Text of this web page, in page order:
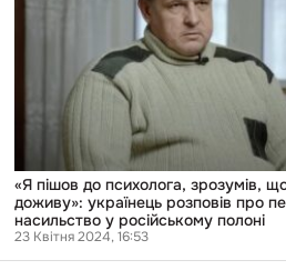
доживу»:
українець
розповів
пережите
сексуалізоване
насильство
російському
полоні
«Я пішов до психолога, зрозумів,
доживу»: українець розповів про
насильство у російському полоні
23 Квітня 2024, 16:53